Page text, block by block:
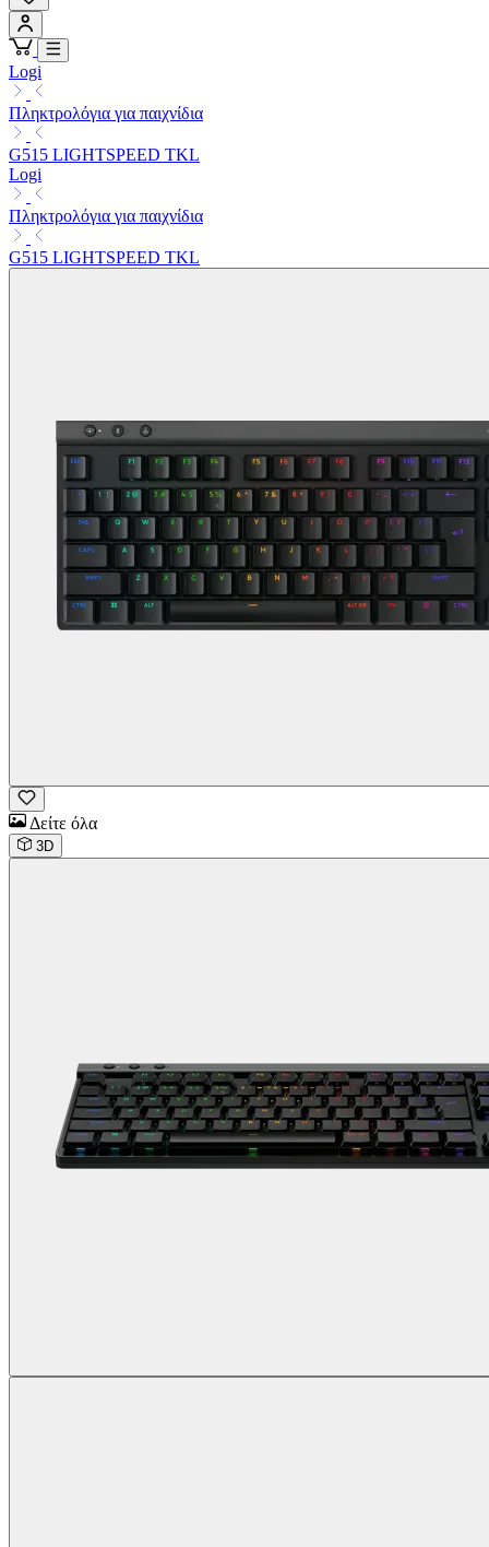
Logi
Πληκτρολόγια για παιχνίδια
G515 LIGHTSPEED TKL
Logi
Πληκτρολόγια για παιχνίδια
G515 LIGHTSPEED TKL
Δείτε όλα
3D